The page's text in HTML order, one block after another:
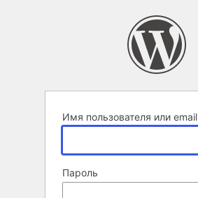
Имя пользователя или email
Пароль